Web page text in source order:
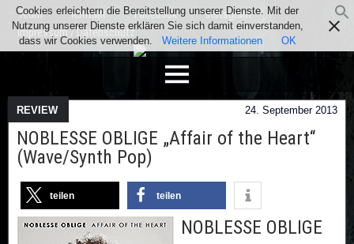
Team Kontakt Facebook
Instagram
Impressum / Datenschutz
REVIEW 24. September 2013
NOBLESSE OBLIGE „Affair of the Heart“
(Wave/Synth Pop)
teilen teilen
NOBLESSE OBLIGE
Cookies erleichtern die Bereitstellung unserer Dienste. Mit der
Nutzung unserer Dienste erklären Sie sich damit einverstanden,
dass wir Cookies verwenden.
Weitere Informationen OK